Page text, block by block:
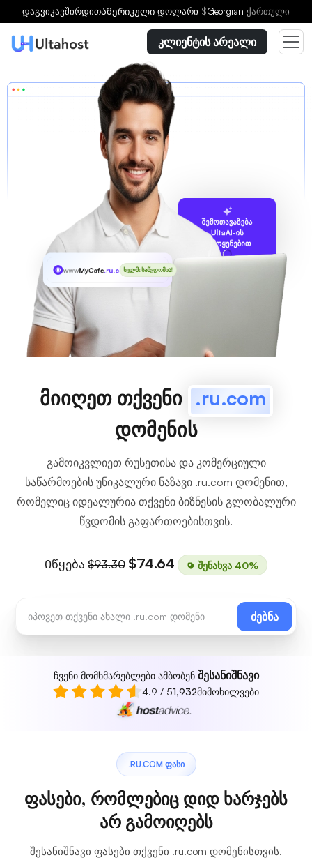
დაგვიკავშირდითᲐმერიკული დოლარი $Georgian ქართული
კლიენტის არეალი
შემოთავაზება
UltaAI-ის
გამოყენებით
wwwMyCafe.ru.comხელმისაწვდომია!
მიიღეთ თქვენი .ru.com
დომენის
გამოიკვლიეთ რუსეთისა და კომერციული
საწარმოების უნიკალური ნაზავი .ru.com დომენით,
რომელიც იდეალურია თქვენი ბიზნესის გლობალური
წვდომის გაფართოებისთვის.
Იწყება $93.30 $74.64 შენახვა 40%
ძებნა
ჩვენი მომხმარებლები ამბობენ შესანიშნავი
4.9 / 51,932მიმოხილვები
.RU.COM ᲤᲐᲡᲘ
ფასები, რომლებიც დიდ ხარჯებს
არ გამოიღებს
შესანიშნავი ფასები თქვენი .ru.com დომენისთვის.